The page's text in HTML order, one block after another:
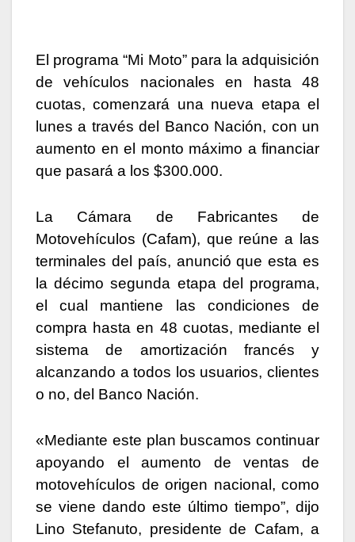
El programa “Mi Moto” para la adquisición
de vehículos nacionales en hasta 48
cuotas, comenzará una nueva etapa el
lunes a través del Banco Nación, con un
aumento en el monto máximo a financiar
que pasará a los $300.000.
La Cámara de Fabricantes de
Motovehículos (Cafam), que reúne a las
terminales del país, anunció que esta es
la décimo segunda etapa del programa,
el cual mantiene las condiciones de
compra hasta en 48 cuotas, mediante el
sistema de amortización francés y
alcanzando a todos los usuarios, clientes
o no, del Banco Nación.
«Mediante este plan buscamos continuar
apoyando el aumento de ventas de
motovehículos de origen nacional, como
se viene dando este último tiempo”, dijo
Lino Stefanuto, presidente de Cafam, a